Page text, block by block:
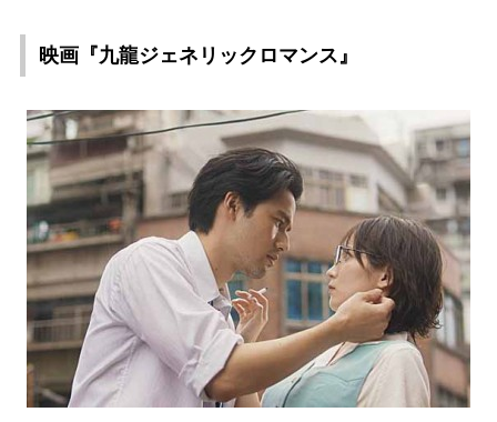
映画『九龍ジェネリックロマンス』